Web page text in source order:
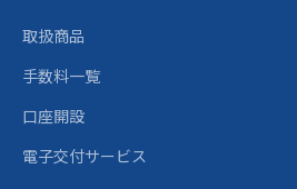
取扱商品
手数料一覧
口座開設
電子交付サービス